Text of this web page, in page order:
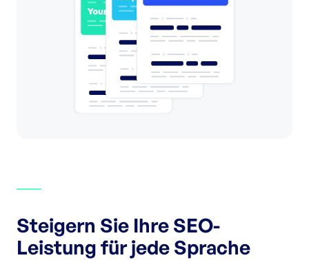
Steigern Sie Ihre SEO-
Leistung für jede Sprache